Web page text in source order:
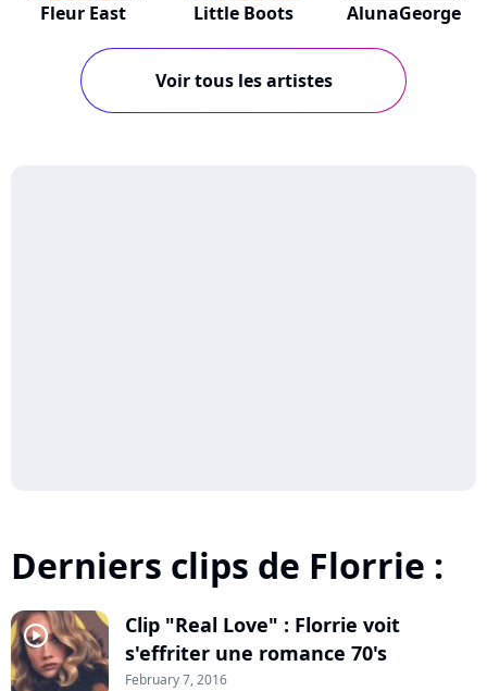
Fleur East Little Boots AlunaGeorge
Voir tous les artistes
Derniers clips de Florrie :
player2
Clip "Real Love" : Florrie voit
s'effriter une romance 70's
February 7, 2016